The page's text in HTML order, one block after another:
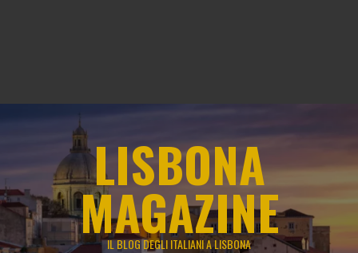
LISBONA
MAGAZINE
IL BLOG DEGLI ITALIANI A LISBONA